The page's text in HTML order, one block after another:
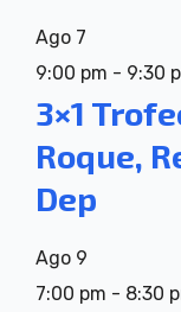
Ago 7
9:00 pm - 9:30
3×1
Roque,
Dep
Ago 9
7:00 pm - 8:30